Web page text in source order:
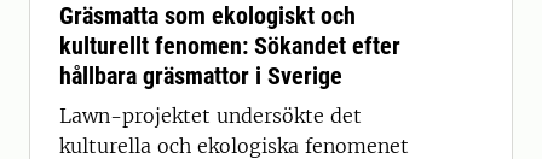
Gräsmatta som ekologiskt och
kulturellt fenomen: Sökandet efter
hållbara gräsmattor i Sverige
Lawn-projektet undersökte det
kulturella och ekologiska fenomenet